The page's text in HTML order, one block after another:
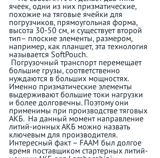
ячеек, одни из них призматические,
похожие на тяговые ячейки для
погрузчиков, прямоугольная форма,
высота 30-50 см, и существует второй
тип– плоские элементы, размером,
например, как планшет, эта технология
называется SoftPouch.
большие грузы, соответственно
нуждаются в больших мощностях.
Именно призматические элементы
выдерживают большие токи нагрузки
и более долговечны. Поэтому они
применимы при производстве тяговых
АКБ.  На данный момент направление
литий-ионных АКБ можно назвать
ключевым для производителя.
Интересный факт – FAAM был долгое
время поставщиком стартерных литий-